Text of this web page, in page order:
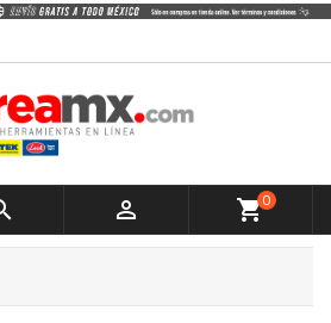
 shopping_cart0
deseos
deseos
Cancelar
para guardar productos en su
Cancelar
Iniciar sesión